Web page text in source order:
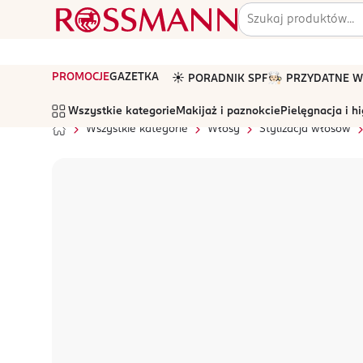
PROMOCJEGAZETKA ☀️ PORADNIK SPF🧑🏻‍🍳 PRZYDATNE
Wszystkie kategorie Makijaż i paznokcie Pielęgnacja i
Wszystkie kategorie
Włosy Stylizacja włosów